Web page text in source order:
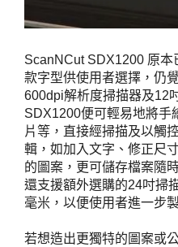
ScanNCut SDX1200 原
款字型供使用者選擇，仍
600dpi解析度掃描器及12
SDX1200便可輕易地將手
片等，直接經掃描及以觸
輯，如加入文字、修正尺
的圖案，更可儲存檔案隨
還支援額外選購的24吋掃
毫米，以便使用者進一步
若想造出更獨特的圖案或